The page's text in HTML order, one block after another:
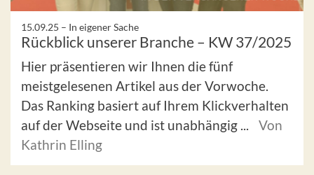
15.09.25 – In eigener Sache
Rückblick unserer Branche – KW 37/2025
Hier präsentieren wir Ihnen die fünf
meistgelesenen Artikel aus der Vorwoche.
Das Ranking basiert auf Ihrem Klickverhalten
auf der Webseite und ist unabhängig ...
Von
Kathrin Elling